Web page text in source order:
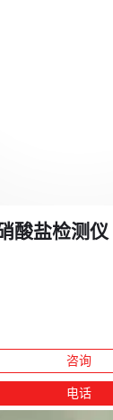
酸盐检测
咨询
电话